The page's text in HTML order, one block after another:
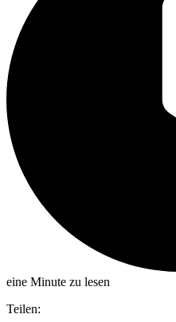
eine Minute zu lesen
Teilen: